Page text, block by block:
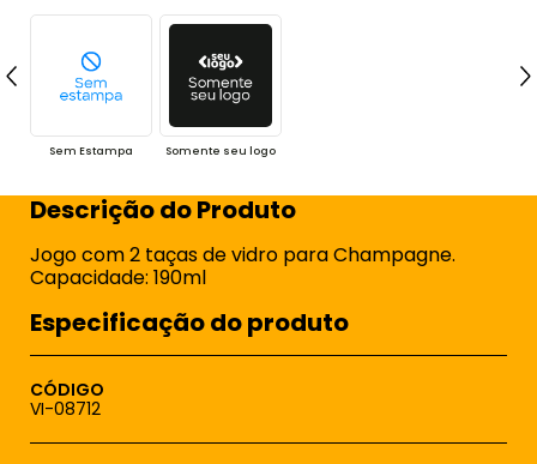
Sem Estampa Somente seu logo
Descrição do Produto
Jogo com 2 taças de vidro para Champagne.
Capacidade: 190ml
Especificação do produto
CÓDIGO
VI-08712